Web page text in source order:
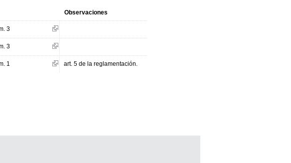
Observaciones
3
3
1 art. 5 de la reglamentación.